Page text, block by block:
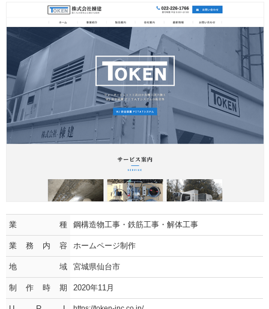
業種 鋼構造物工事・鉄筋工事・解体工事
業務内容 ホームページ制作
地域 宮城県仙台市
制作時期 2020年11月